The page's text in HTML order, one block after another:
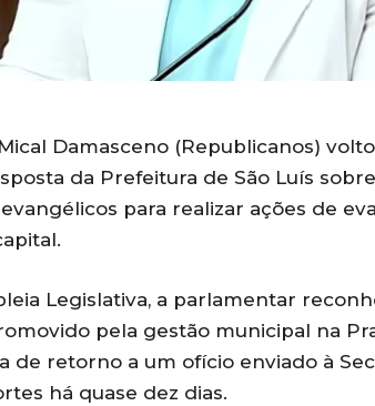
Damasceno (Republicanos)
da Prefeitura de São Luís
para realizar ações de
Legislativa, a parlamentar
pela gestão municipal na
de retorno a um ofício enviado à
há quase dez dias.